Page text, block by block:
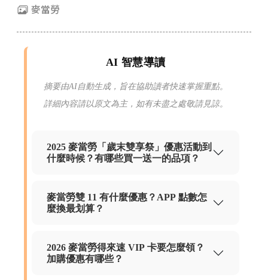
麥當勞
AI 智慧導讀
摘要由AI自動生成，旨在協助讀者快速掌握重點。
詳細內容請以原文為主，如有未盡之處敬請見諒。
2025 麥當勞「歲末雙享祭」優惠活動到
什麼時候？有哪些買一送一的品項？
麥當勞雙 11 有什麼優惠？APP 點數怎
麼換最划算？
2026 麥當勞得來速 VIP 卡要怎麼領？
加購優惠有哪些？